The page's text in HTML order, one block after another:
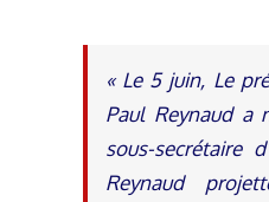
« Le 5 juin, Le
Paul Reynaud a
sous-secrétaire
Reynaud